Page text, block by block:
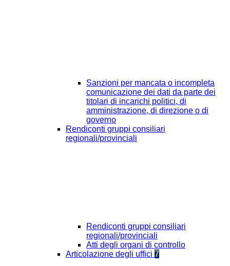
Sanzioni per mancata o incompleta
comunicazione dei dati da parte dei
titolari di incarichi politici, di
amministrazione, di direzione o di
governo
Rendiconti gruppi consiliari
regionali/provinciali
Rendiconti gruppi consiliari
regionali/provinciali
Atti degli organi di controllo
Articolazione degli uffici 7